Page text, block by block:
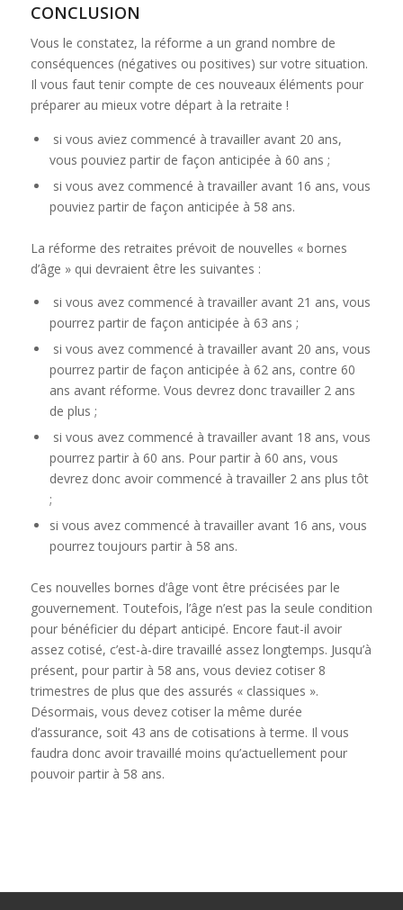
CONCLUSION
Vous le constatez, la réforme a un grand nombre de
conséquences (négatives ou positives) sur votre situation.
Il vous faut tenir compte de ces nouveaux éléments pour
préparer au mieux votre départ à la retraite !
si vous aviez commencé à travailler avant 20 ans,
vous pouviez partir de façon anticipée à 60 ans ;
si vous avez commencé à travailler avant 16 ans, vous
pouviez partir de façon anticipée à 58 ans.
La réforme des retraites prévoit de nouvelles « bornes
d’âge » qui devraient être les suivantes :
si vous avez commencé à travailler avant 21 ans, vous
pourrez partir de façon anticipée à 63 ans ;
si vous avez commencé à travailler avant 20 ans, vous
pourrez partir de façon anticipée à 62 ans, contre 60
ans avant réforme. Vous devrez donc travailler 2 ans
de plus ;
si vous avez commencé à travailler avant 18 ans, vous
pourrez partir à 60 ans. Pour partir à 60 ans, vous
devrez donc avoir commencé à travailler 2 ans plus tôt
;
si vous avez commencé à travailler avant 16 ans, vous
pourrez toujours partir à 58 ans.
Ces nouvelles bornes d’âge vont être précisées par le
gouvernement. Toutefois, l’âge n’est pas la seule condition
pour bénéficier du départ anticipé. Encore faut-il avoir
assez cotisé, c’est-à-dire travaillé assez longtemps. Jusqu’à
présent, pour partir à 58 ans, vous deviez cotiser 8
trimestres de plus que des assurés « classiques ».
Désormais, vous devez cotiser la même durée
d’assurance, soit 43 ans de cotisations à terme. Il vous
faudra donc avoir travaillé moins qu’actuellement pour
pouvoir partir à 58 ans.